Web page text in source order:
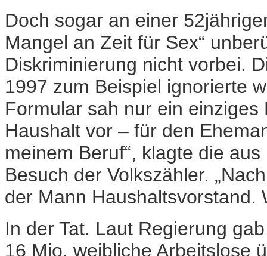
Doch sogar an einer
Mangel an Zeit für Sex“
Diskriminierung nicht vorbei.
1997 zum Beispiel ignorierte
Formular sah nur ein
Haushalt vor – für den
meinem Beruf“, klagte die
Besuch der Volkszähler.
der Mann Haushaltsvorstand.
In der Tat. Laut Regierung
16 Mio. weibliche Arbeitslose